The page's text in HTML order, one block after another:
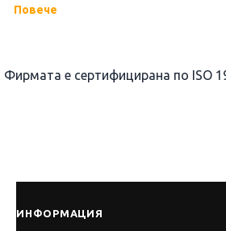
Повече
Фирмата е сертифицирана по ISO
ИНФОРМАЦИЯ